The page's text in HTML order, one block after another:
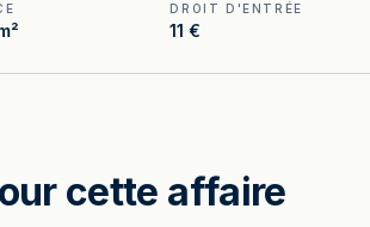
DROIT D'ENTRÉE
11 €
cette affaire